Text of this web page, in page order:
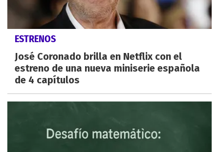
ESTRENOS
José Coronado brilla en Netflix con el
estreno de una nueva miniserie española
de 4 capítulos